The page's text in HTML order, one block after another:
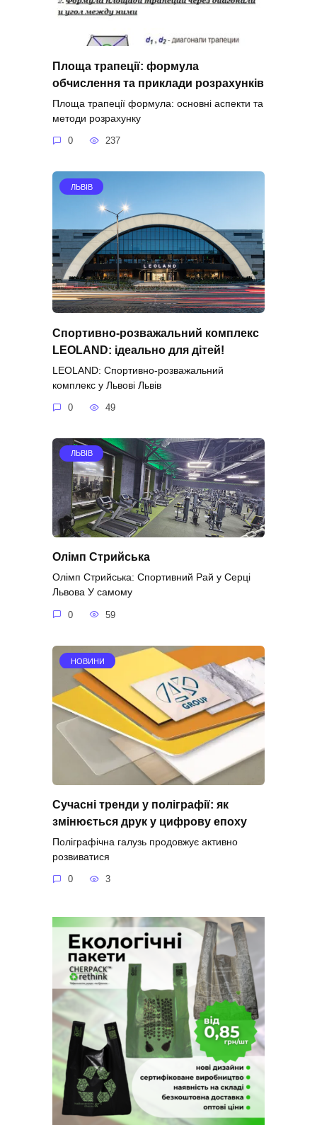
Площа трапеції: формула
обчислення та приклади розрахунків
Площа трапеції формула: основні аспекти та
методи розрахунку
0 237
ЛЬВІВ
Спортивно-розважальний комплекс
LEOLAND: ідеально для дітей!
LEOLAND: Спортивно-розважальний
комплекс у Львові Львів
0 49
ЛЬВІВ
Олімп Стрийська
Олімп Стрийська: Спортивний Рай у Серці
Львова У самому
0 59
НОВИНИ
Сучасні тренди у поліграфії: як
змінюється друк у цифрову епоху
Поліграфічна галузь продовжує активно
розвиватися
0 3